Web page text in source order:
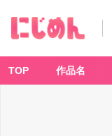
TOP 作品名